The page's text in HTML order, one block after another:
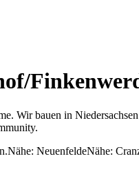
Wir bauen in
Nähe: NeuenfeldeNähe: